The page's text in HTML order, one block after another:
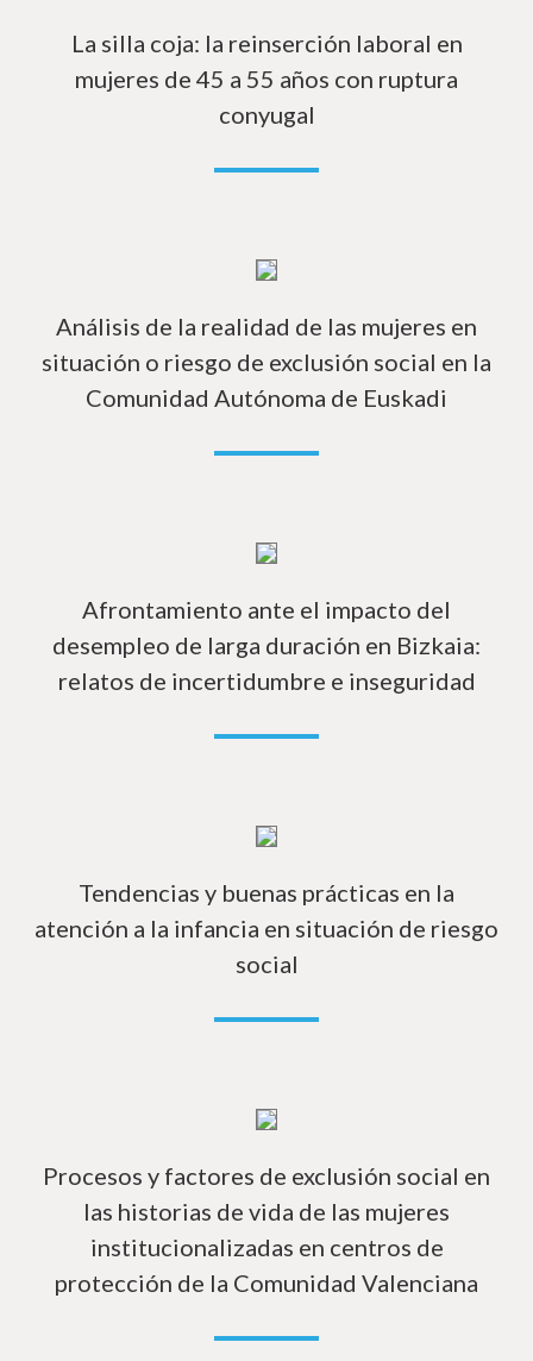
La silla coja: la reinserción laboral en
mujeres de 45 a 55 años con ruptura
conyugal
Análisis de la realidad de las mujeres en
situación o riesgo de exclusión social en la
Comunidad Autónoma de Euskadi
Afrontamiento ante el impacto del
desempleo de larga duración en Bizkaia:
relatos de incertidumbre e inseguridad
Tendencias y buenas prácticas en la
atención a la infancia en situación de riesgo
social
Procesos y factores de exclusión social en
las historias de vida de las mujeres
institucionalizadas en centros de
protección de la Comunidad Valenciana